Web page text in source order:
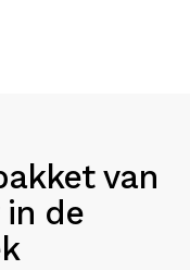
van
de